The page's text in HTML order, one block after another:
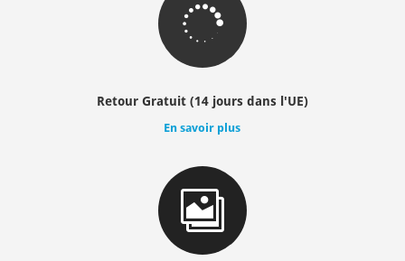

Retour Gratuit (14 jours dans l'UE)
En savoir plus
